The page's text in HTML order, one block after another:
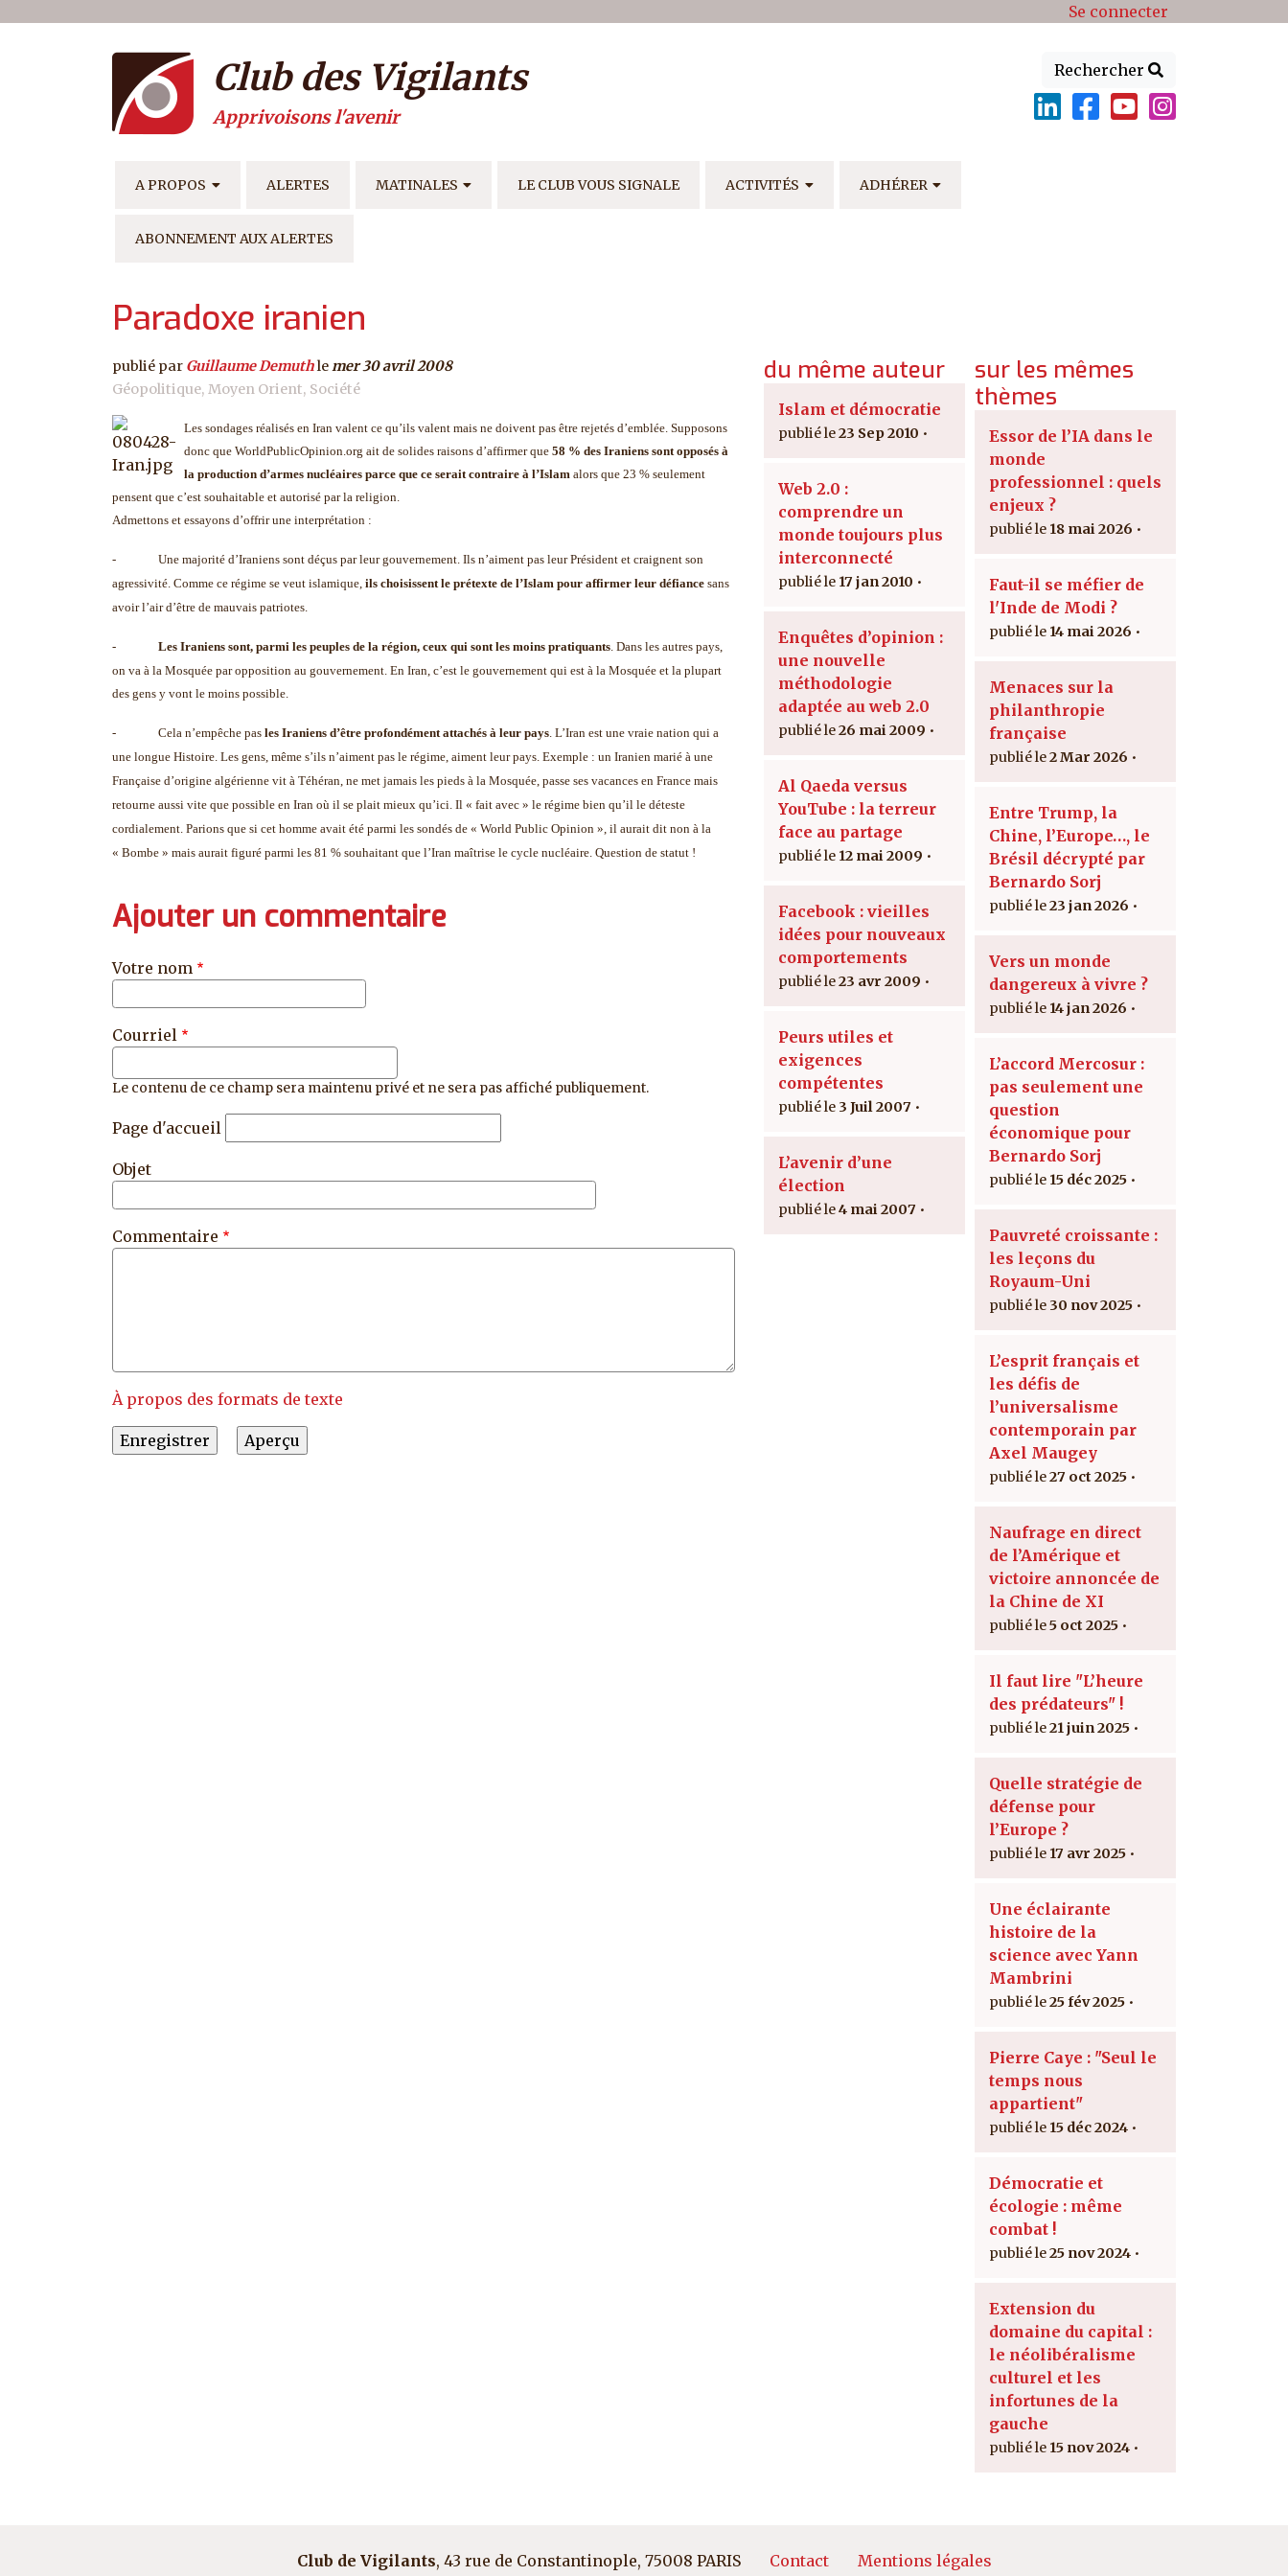
Menu du compte de l'utilisateur Se connecter
Rechercher
Club des Vigilants
Apprivoisons l'avenir
NAVIGATION PRINCIPALE
A PROPOS ALERTES MATINALES LE CLUB VOUS SIGNALE ACTIVITÉS ADHÉRER
ABONNEMENT AUX ALERTES
Paradoxe iranien
publié par Guillaume Demuthle mer 30 avril 2008
Géopolitique Moyen Orient Société
Les sondages réalisés en Iran valent ce qu’ils valent mais ne doivent pas être rejetés d’emblée. Supposons
donc que WorldPublicOpinion.org ait de solides raisons d’affirmer que 58 % des Iraniens sont opposés à
la production d’armes nucléaires parce que ce serait contraire à l’Islam alors que 23 % seulement
pensent que c’est souhaitable et autorisé par la religion.
Admettons et essayons d’offrir une interprétation :
-
Une majorité d’Iraniens sont déçus par leur gouvernement. Ils n’aiment pas leur Président et craignent son
agressivité. Comme ce régime se veut islamique, ils choisissent le prétexte de l’Islam pour affirmer leur défiance sans
avoir l’air d’être de mauvais patriotes.
- Les Iraniens sont, parmi les peuples de la région, ceux qui sont les moins pratiquants . Dans les autres pays,
on va à la Mosquée par opposition au gouvernement. En Iran, c’est le gouvernement qui est à la Mosquée et la plupart
des gens y vont le moins possible.
- Cela n’empêche pas les Iraniens d’être profondément attachés à leur pays . L’Iran est une vraie nation qui a
une longue Histoire. Les gens, même s’ils n’aiment pas le régime, aiment leur pays. Exemple : un Iranien marié à une
Française d’origine algérienne vit à Téhéran, ne met jamais les pieds à la Mosquée, passe ses vacances en France mais
retourne aussi vite que possible en Iran où il se plait mieux qu’ici. Il « fait avec » le régime bien qu’il le déteste
cordialement. Parions que si cet homme avait été parmi les sondés de « World Public Opinion », il aurait dit non à la
« Bombe » mais aurait figuré parmi les 81 % souhaitant que l’Iran maîtrise le cycle nucléaire. Question de statut !
Ajouter un commentaire
Votre nom
Courriel
Le contenu de ce champ sera maintenu privé et ne sera pas affiché publiquement.
Page d'accueil
Objet
Commentaire
À propos des formats de texte
du même auteur
Islam et démocratie
23 Sep 2010
Web 2.0 :
comprendre un
monde toujours plus
interconnecté
17 jan 2010
Enquêtes d’opinion :
une nouvelle
méthodologie
adaptée au web 2.0
26 mai 2009
Al Qaeda versus
YouTube : la terreur
face au partage
12 mai 2009
Facebook : vieilles
idées pour nouveaux
comportements
23 avr 2009
Peurs utiles et
exigences
compétentes
3 Juil 2007
L’avenir d’une
élection
4 mai 2007
sur les mêmes
thèmes
Essor de l’IA dans le
monde
professionnel : quels
enjeux ?
18 mai 2026
Faut-il se méfier de
l'Inde de Modi ?
14 mai 2026
Menaces sur la
philanthropie
française
2 Mar 2026
Entre Trump, la
Chine, l’Europe…, le
Brésil décrypté par
Bernardo Sorj
23 jan 2026
Vers un monde
dangereux à vivre ?
14 jan 2026
L’accord Mercosur :
pas seulement une
question
économique pour
Bernardo Sorj
15 déc 2025
Pauvreté croissante :
les leçons du
Royaum-Uni
30 nov 2025
L’esprit français et
les défis de
l’universalisme
contemporain par
Axel Maugey
27 oct 2025
Naufrage en direct
de l’Amérique et
victoire annoncée de
la Chine de XI
5 oct 2025
Il faut lire "L’heure
des prédateurs" !
21 juin 2025
Quelle stratégie de
défense pour
l’Europe ?
17 avr 2025
Une éclairante
histoire de la
science avec Yann
Mambrini
25 fév 2025
Pierre Caye : "Seul le
temps nous
appartient"
15 déc 2024
Démocratie et
écologie : même
combat !
25 nov 2024
Extension du
domaine du capital :
le néolibéralisme
culturel et les
infortunes de la
gauche
15 nov 2024
Club de Vigilants, 43 rue de Constantinople, 75008 PARIS Pied de page
Contact Mentions légales